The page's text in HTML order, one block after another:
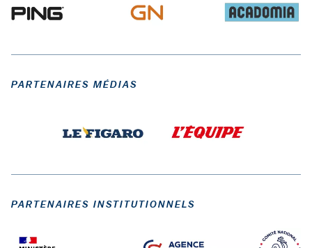
PARTENAIRES MÉDIAS
PARTENAIRES INSTITUTIONNELS